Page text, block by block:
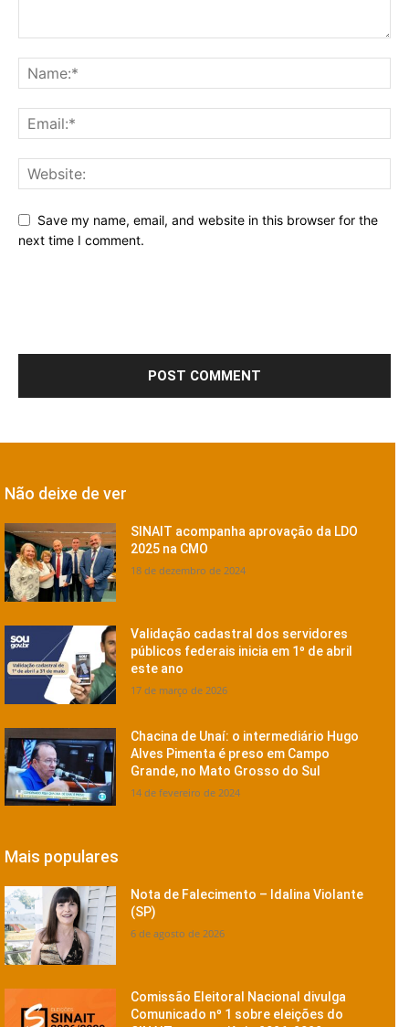
Save my name, email, and website in this browser for the
next time I comment.
Não deixe de ver
SINAIT acompanha aprovação da LDO
2025 na CMO
18 de dezembro de 2024
Validação cadastral dos servidores
públicos federais inicia em 1º de abril
este ano
17 de março de 2026
Chacina de Unaí: o intermediário Hugo
Alves Pimenta é preso em Campo
Grande, no Mato Grosso do Sul
14 de fevereiro de 2024
Mais populares
Nota de Falecimento – Idalina Violante
(SP)
6 de agosto de 2026
Comissão Eleitoral Nacional divulga
Comunicado nº 1 sobre eleições do